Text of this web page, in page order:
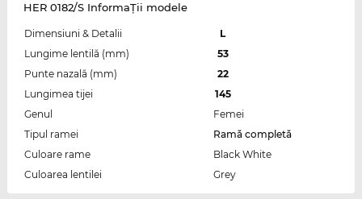
HER 0182/S InformaŢii modele
Dimensiuni & Detalii
L
Lungime lentilă (mm)
53
Punte nazală (mm)
22
Lungimea tijei
145
Genul
Femei
Tipul ramei
Ramă completă
Culoare rame
Black White
Culoarea lentilei
Grey